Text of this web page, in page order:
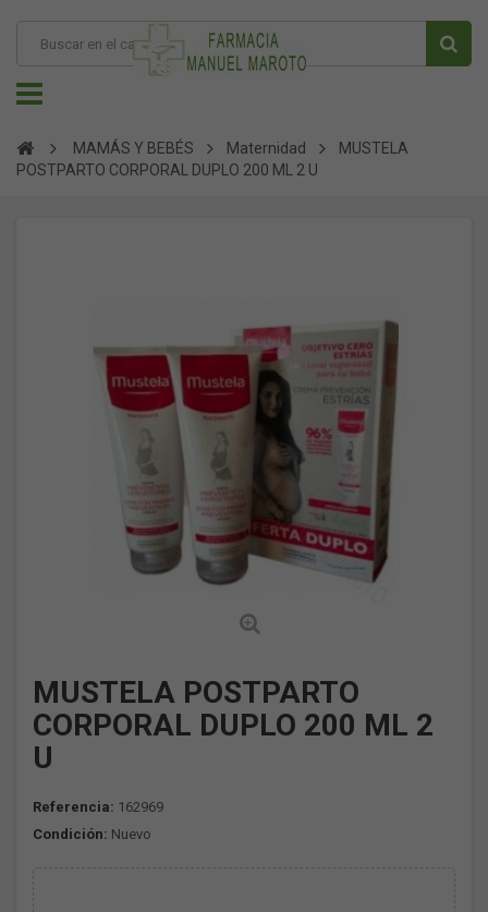
MAMÁS Y BEBÉS Maternidad
MUSTELA
POSTPARTO CORPORAL DUPLO 200 ML 2 U
MUSTELA POSTPARTO
CORPORAL DUPLO 200 ML 2
U
Referencia: 162969
Condición: Nuevo